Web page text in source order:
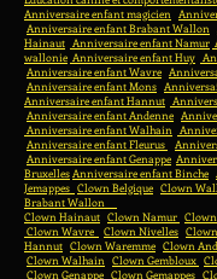
Anniversaire enfant magicien
Anniversaire enfant Brabant Wallon
Hainaut Anniversaire enfant Namur
wallonie Anniversaire enfant Huy
Anniversaire enfant Wavre
Anniversaire enfant Mons
Anniversaire enfant Hannut
Anniversaire enfant Andenne
Anniversaire enfant Walhain
Anniversaire enfant Fleurus
Anniversaire enfant Genappe
BruxellesAnniversaire enfant Binche
Jemappes Clown Belgique Clown
Brabant Wallon
Clown Hainaut Clown Namur
Clown Wavre
Clown Nivelles
Hannut Clown Waremme Clown
Clown Walhain Clown Gembloux
Clown Genappe Clown Gemappes